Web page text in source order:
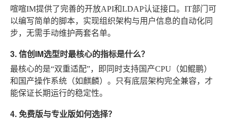
喧喧IM提供了完善的开放API和LDAP认证接口。IT部门可
以编写简单的脚本，实现组织架构与用户信息的自动化同
步，无需手动维护两套名单。
3. 信创IM选型时最核心的指标是什么？
最核心的是“双重适配”，即同时支持国产CPU（如鲲鹏）
和国产操作系统（如麒麟）。只有底层架构完全兼容，才
能保证长期运行的稳定性。
4. 免费版与专业版如何选择？